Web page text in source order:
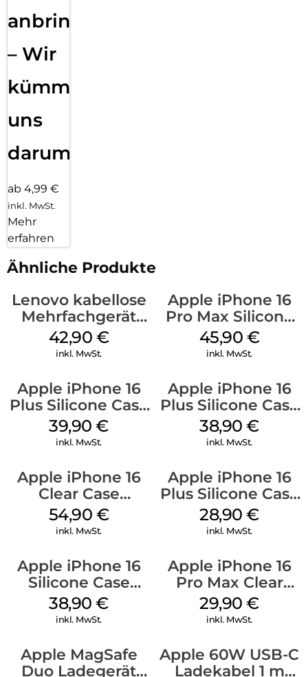
anbringen
– Wir
kümmern
uns
darum!
ab 4,99 €
inkl. MwSt.
Mehr
erfahren
Ähnliche Produkte
Lenovo kabellose
Mehrfachgerät
Luna Grey
42,90 €
inkl. MwSt.
Apple iPhone 16
Pro Max Silicone
Case MagSafe
Ultramarine
45,90 €
inkl. MwSt.
Apple iPhone 16
Plus Silicone Case
MagSafe Plum
39,90€
inkl. MwSt.
Apple iPhone 16
Plus Silicone Case
MagSafe Denim
38,90€
inkl. MwSt.
Apple iPhone 16
Clear Case
MagSafe
Transparent
54,90 €
inkl. MwSt.
Apple iPhone 16
Plus Silicone Case
MagSafe Black
28,90€
inkl. MwSt.
Apple iPhone 16
Silicone Case
MagSafe
Ultramarine
38,90€
inkl. MwSt.
Apple iPhone 16
Pro Max Clear
Case MagSafe
Transparent
29,90€
inkl. MwSt.
Apple MagSafe
Duo Ladegerät
Apple 60W USB-C
Ladekabel 1 m